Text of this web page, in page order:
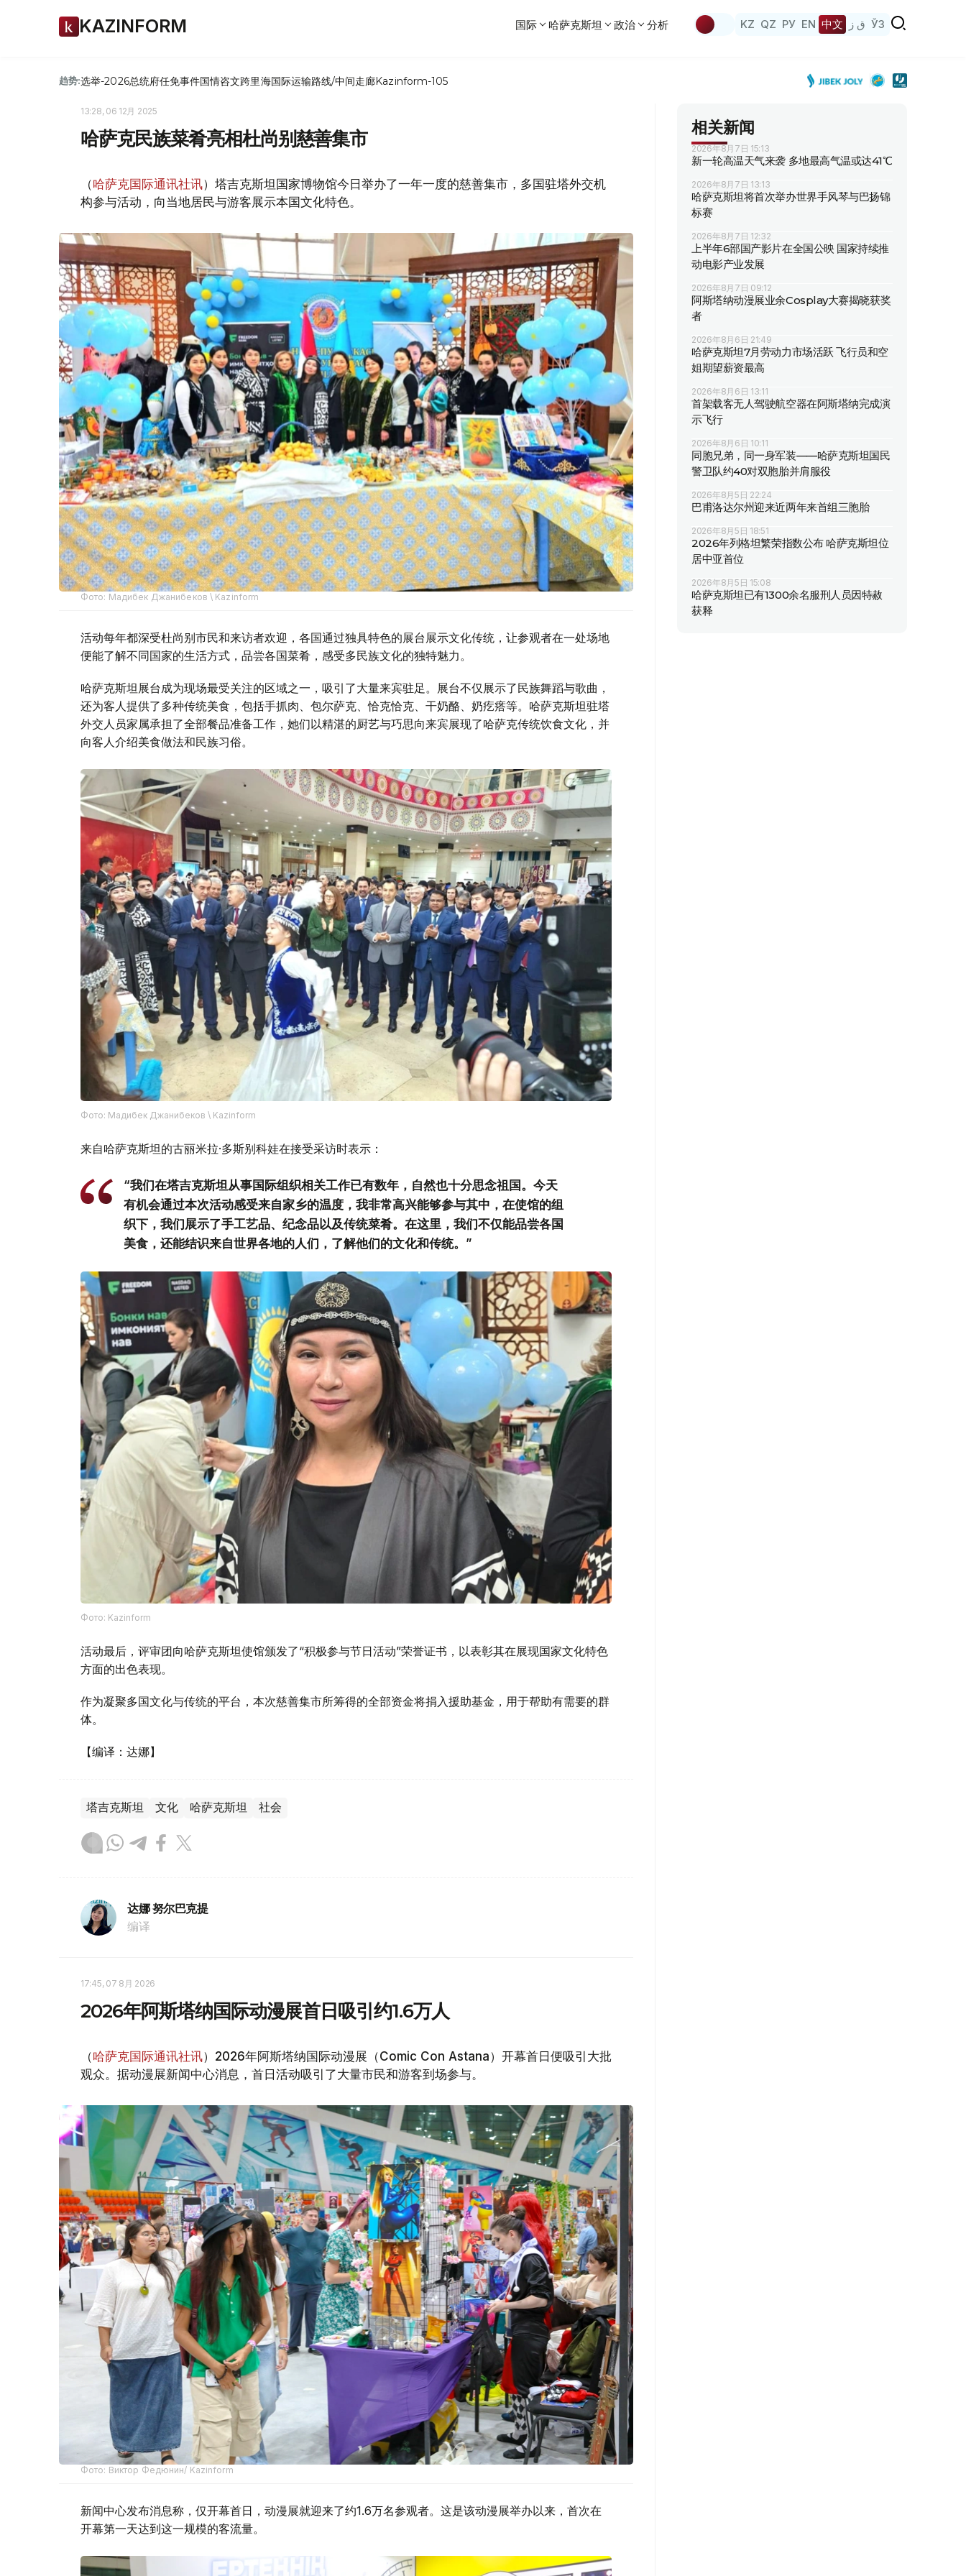
KAZINFORM 国际 哈萨克斯坦 政治 分析 KZ QZ РУ EN 中文 ق ز ЎЗ
趋势:选举-2026总统府任免事件国情咨文跨里海国际运输路线/中间走廊Kazinform-105
13:28, 06 12月 2025
哈萨克民族菜肴亮相杜尚别慈善集市
（哈萨克国际通讯社讯）塔吉克斯坦国家博物馆今日举办了一年一度的慈善集市，多国驻塔外交机
构参与活动，向当地居民与游客展示本国文化特色。
Фото: Мадибек Джанибеков \ Kazinform
活动每年都深受杜尚别市民和来访者欢迎，各国通过独具特色的展台展示文化传统，让参观者在一处场地
便能了解不同国家的生活方式，品尝各国菜肴，感受多民族文化的独特魅力。
哈萨克斯坦展台成为现场最受关注的区域之一，吸引了大量来宾驻足。展台不仅展示了民族舞蹈与歌曲，
还为客人提供了多种传统美食，包括手抓肉、包尔萨克、恰克恰克、干奶酪、奶疙瘩等。哈萨克斯坦驻塔
外交人员家属承担了全部餐品准备工作，她们以精湛的厨艺与巧思向来宾展现了哈萨克传统饮食文化，并
向客人介绍美食做法和民族习俗。
Фото: Мадибек Джанибеков \ Kazinform
来自哈萨克斯坦的古丽米拉·多斯别科娃在接受采访时表示：
“我们在塔吉克斯坦从事国际组织相关工作已有数年，自然也十分思念祖国。今天
有机会通过本次活动感受来自家乡的温度，我非常高兴能够参与其中，在使馆的组
织下，我们展示了手工艺品、纪念品以及传统菜肴。在这里，我们不仅能品尝各国
美食，还能结识来自世界各地的人们，了解他们的文化和传统。”
Фото: Kazinform
活动最后，评审团向哈萨克斯坦使馆颁发了“积极参与节日活动”荣誉证书，以表彰其在展现国家文化特色
方面的出色表现。
作为凝聚多国文化与传统的平台，本次慈善集市所筹得的全部资金将捐入援助基金，用于帮助有需要的群
体。
【编译：达娜】
塔吉克斯坦 文化 哈萨克斯坦 社会
达娜 努尔巴克提
编译
17:45, 07 8月 2026
2026年阿斯塔纳国际动漫展首日吸引约1.6万人
（哈萨克国际通讯社讯）2026年阿斯塔纳国际动漫展（Comic Con Astana）开幕首日便吸引大批
观众。据动漫展新闻中心消息，首日活动吸引了大量市民和游客到场参与。
Фото: Виктор Федюнин/ Kazinform
新闻中心发布消息称，仅开幕首日，动漫展就迎来了约1.6万名参观者。这是该动漫展举办以来，首次在
开幕第一天达到这一规模的客流量。
相关新闻
2026年8月7日 15:13
新一轮高温天气来袭 多地最高气温或达41℃
2026年8月7日 13:13
哈萨克斯坦将首次举办世界手风琴与巴扬锦
标赛
2026年8月7日 12:32
上半年6部国产影片在全国公映 国家持续推
动电影产业发展
2026年8月7日 09:12
阿斯塔纳动漫展业余Cosplay大赛揭晓获奖
者
2026年8月6日 21:49
哈萨克斯坦7月劳动力市场活跃 飞行员和空
姐期望薪资最高
2026年8月6日 13:11
首架载客无人驾驶航空器在阿斯塔纳完成演
示飞行
2026年8月6日 10:11
同胞兄弟，同一身军装——哈萨克斯坦国民
警卫队约40对双胞胎并肩服役
2026年8月5日 22:24
巴甫洛达尔州迎来近两年来首组三胞胎
2026年8月5日 18:51
2026年列格坦繁荣指数公布 哈萨克斯坦位
居中亚首位
2026年8月5日 15:08
哈萨克斯坦已有1300余名服刑人员因特赦
获释